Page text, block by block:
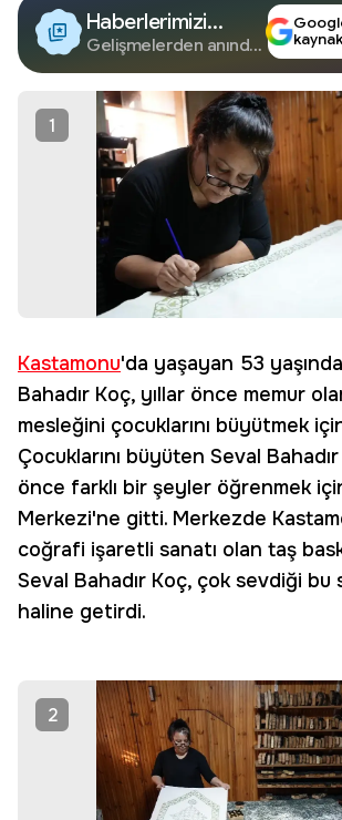
Haberlerimizi
Google'da Takip
Edin
Gelişmelerden anında
1
Kastamonu'da yaşayan 53
Bahadır Koç, yıllar önce memur
mesleğini çocuklarını büyütmek
Çocuklarını büyüten Seval Bahadır
önce farklı bir şeyler öğrenmek
Merkezi'ne gitti. Merkezde
coğrafi işaretli sanatı olan taş
Seval Bahadır Koç, çok sevdiği bu
haline getirdi.
2